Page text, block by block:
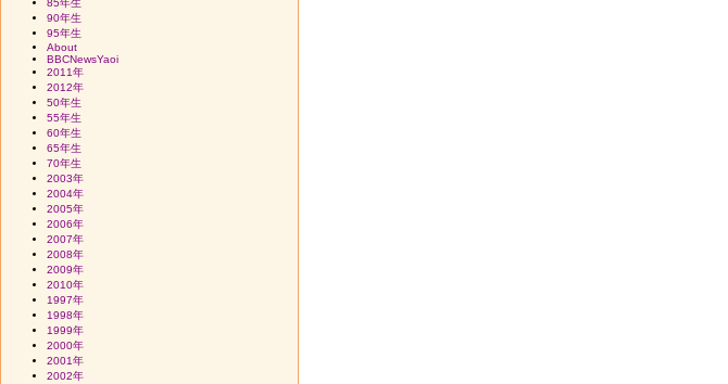
85年生
90年生
95年生
About
BBCNewsYaoi
2011年
2012年
50年生
55年生
60年生
65年生
70年生
2003年
2004年
2005年
2006年
2007年
2008年
2009年
2010年
1997年
1998年
1999年
2000年
2001年
2002年